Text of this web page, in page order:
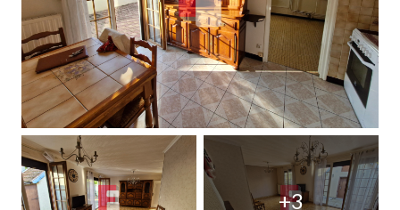
nous
Blog
+3